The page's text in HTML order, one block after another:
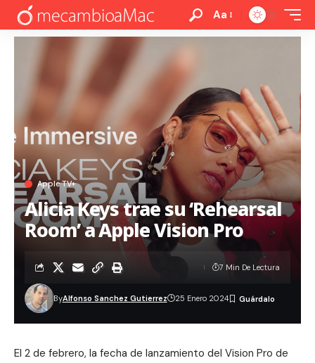
Aa
Apple TV+
Alicia Keys trae su ‘Rehearsal
Room’ a Apple Vision Pro
ByAlfonso Sanchez Gutierrez 25 Enero 2024
7 Min De Lectura
El 2 de febrero, la fecha de lanzamiento del Vision Pro de